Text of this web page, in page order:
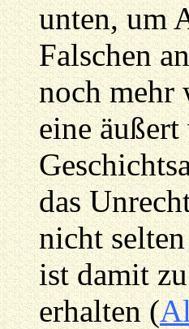
unten, um
Falschen
noch mehr
eine
das
nicht
ist damit
erhalten (